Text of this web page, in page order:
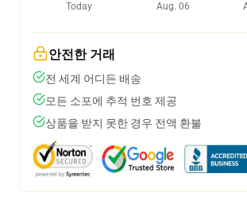
Today
Aug. 06
안전한 거래
전 세계 어디든 배송
모든 소포에 추적 번호 제공
상품을 받지 못한 경우 전액 환불